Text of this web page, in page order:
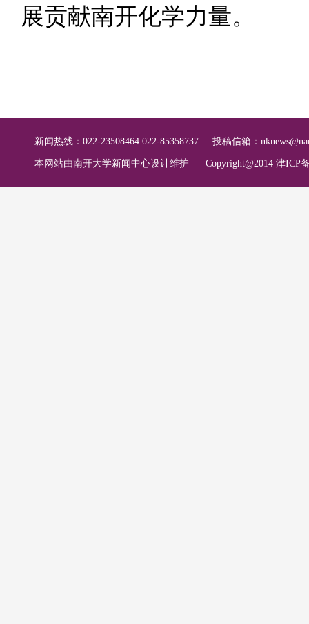
展贡献南开化学力量。
新闻热线：022-23508464 022-85358737 投稿信箱：
本网站由南开大学新闻中心设计维护 Copyright@2014 津ICP